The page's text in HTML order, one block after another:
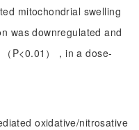
mitochondrial swelling
was downregulated and
P<0.01），in a dose-
oxidative/nitrosative